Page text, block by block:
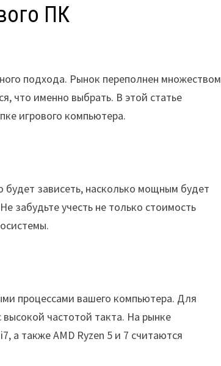
ПК
подхода. Рынок переполнен множеством
что именно выбрать. В этой статье
игрового компьютера.
будет зависеть, насколько мощным будет
забудьте учесть не только стоимость
процессами вашего компьютера. Для
частотой такта. На рынке
а также AMD Ryzen 5 и 7 считаются